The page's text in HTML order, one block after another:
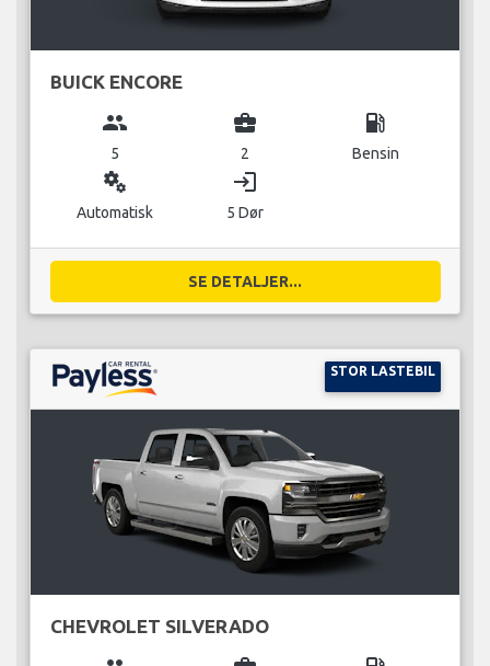
BUICK ENCORE
group
5
business_center
2
local_gas_station
Bensin
miscellaneous_services
Automatisk
login
5 Dør
SE DETALJER...
STOR LASTEBIL
CHEVROLET SILVERADO